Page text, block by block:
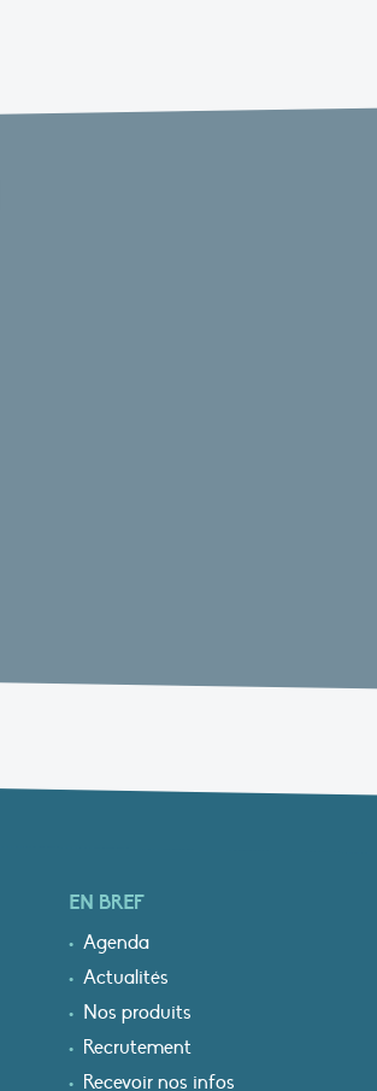
EN BREF
Agenda
Actualités
Nos produits
Recrutement
Recevoir nos infos